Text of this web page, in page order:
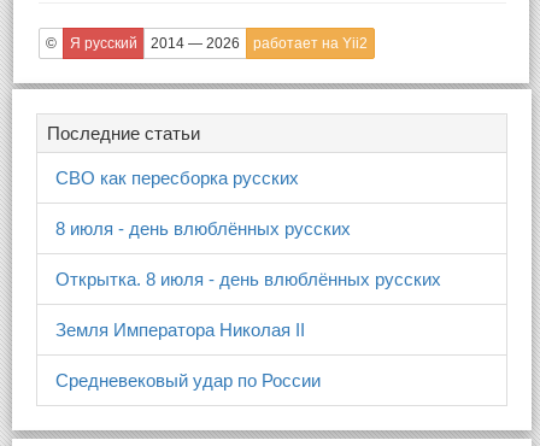
© Я русский 2014 — 2026 работает на Yii2
Последние статьи
СВО как пересборка русских
8 июля - день влюблённых русских
Открытка. 8 июля - день влюблённых русских
Земля Императора Николая II
Средневековый удар по России